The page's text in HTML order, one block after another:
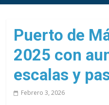
la
de
cruceros
en
un
solo
Puerto de
2025 con
escalas y
Febrero 3, 2026